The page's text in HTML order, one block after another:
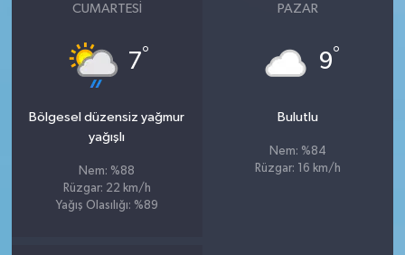
CUMARTESI
7°
Bölgesel düzensiz yağmur
yağışlı
Nem: %88
Rüzgar: 22 km/h
Yağış Olasılığı: %89
PAZAR
9°
Bulutlu
Nem: %84
Rüzgar: 16 km/h